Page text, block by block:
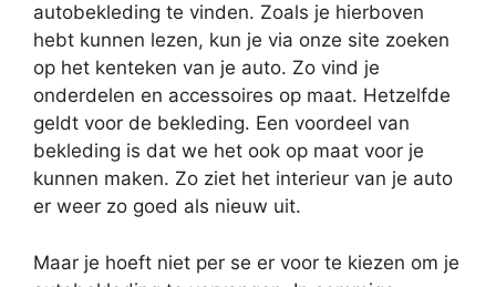
autobekleding te vinden. Zoals je hierboven
hebt kunnen lezen, kun je via onze site zoeken
op het kenteken van je auto. Zo vind je
onderdelen en accessoires op maat. Hetzelfde
geldt voor de bekleding. Een voordeel van
bekleding is dat we het ook op maat voor je
kunnen maken. Zo ziet het interieur van je auto
er weer zo goed als nieuw uit.
Maar je hoeft niet per se er voor te kiezen om je